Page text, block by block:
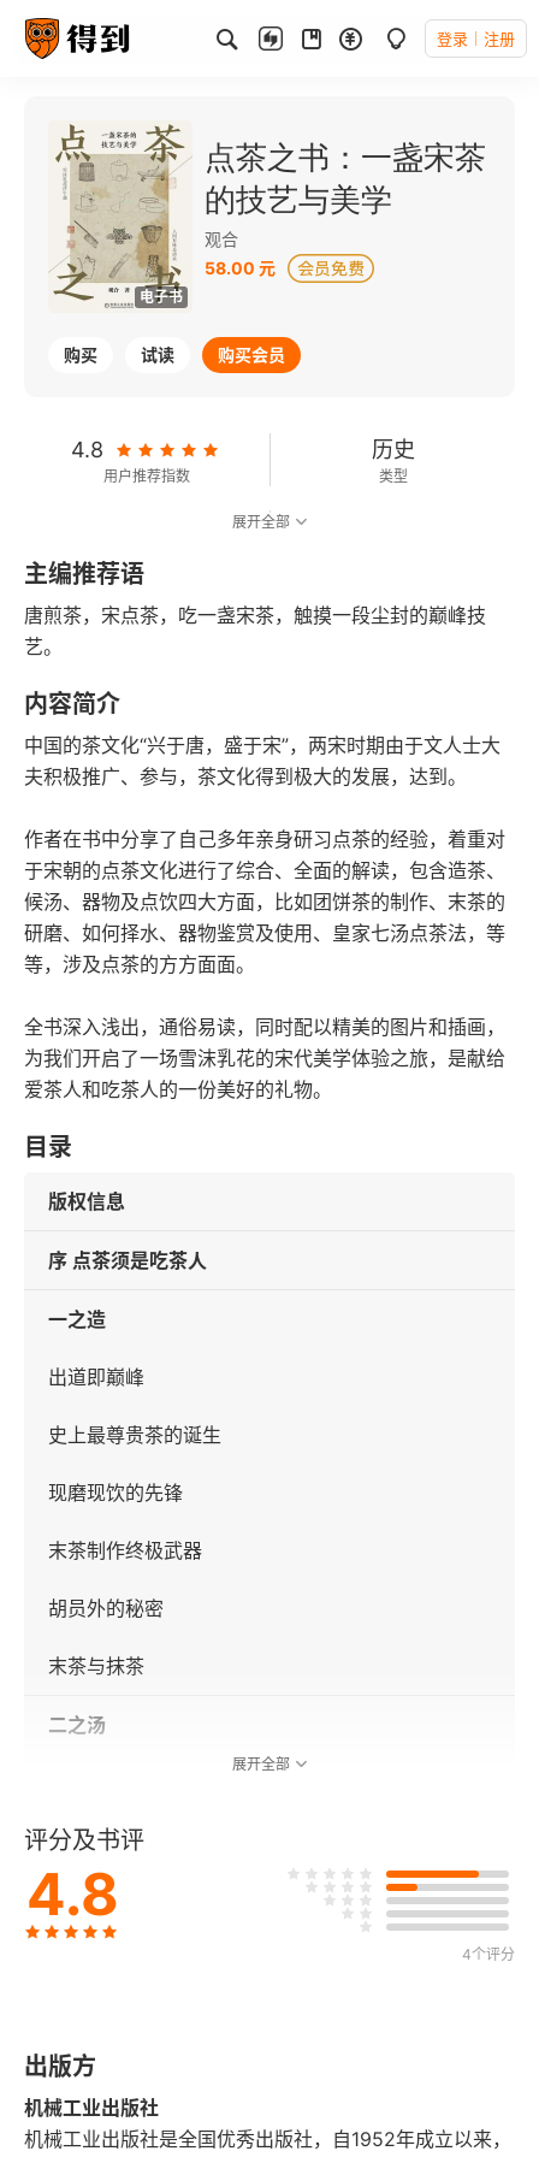
登录 注册
电子书
点茶之书：一盏宋茶
的技艺与美学
观合
58.00 元
购买 试读 购买会员
4.8
用户推荐指数
历史
类型
63千字
字数
2022-11-01
发行日期
展开全部
主编推荐语
唐煎茶，宋点茶，吃一盏宋茶，触摸一段尘封的巅峰技
艺。
内容简介
中国的茶文化“兴于唐，盛于宋”，两宋时期由于文人士大
夫积极推广、参与，茶文化得到极大的发展，达到。
作者在书中分享了自己多年亲身研习点茶的经验，着重对
于宋朝的点茶文化进行了综合、全面的解读，包含造茶、
候汤、器物及点饮四大方面，比如团饼茶的制作、末茶的
研磨、如何择水、器物鉴赏及使用、皇家七汤点茶法，等
等，涉及点茶的方方面面。
全书深入浅出，通俗易读，同时配以精美的图片和插画，
为我们开启了一场雪沫乳花的宋代美学体验之旅，是献给
爱茶人和吃茶人的一份美好的礼物。
目录
版权信息
序 点茶须是吃茶人
一之造
出道即巅峰
史上最尊贵茶的诞生
现磨现饮的先锋
末茶制作终极武器
胡员外的秘密
末茶与抹茶
二之汤
静坐听松风
唐肥宋瘦
皇帝的点茶套装
苏东坡与一盏清欢
展开全部
评分及书评
4.8
4个评分
出版方
机械工业出版社
机械工业出版社是全国优秀出版社，自1952年成立以来，